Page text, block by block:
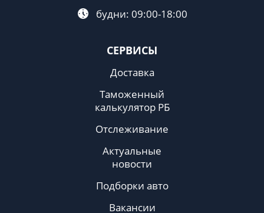
СЕРВИСЫ
Доставка
Таможенный
калькулятор РБ
Отслеживание
Актуальные
новости
Подборки авто
Вакансии
будни: 09:00-18:00